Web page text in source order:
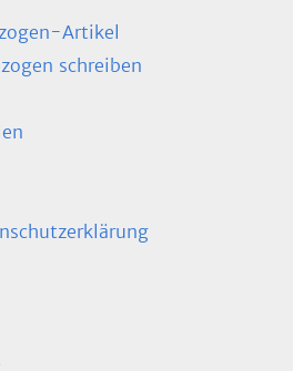
Artikel
schreiben